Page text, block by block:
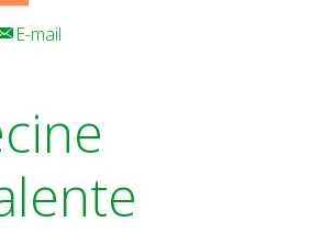
E-mail